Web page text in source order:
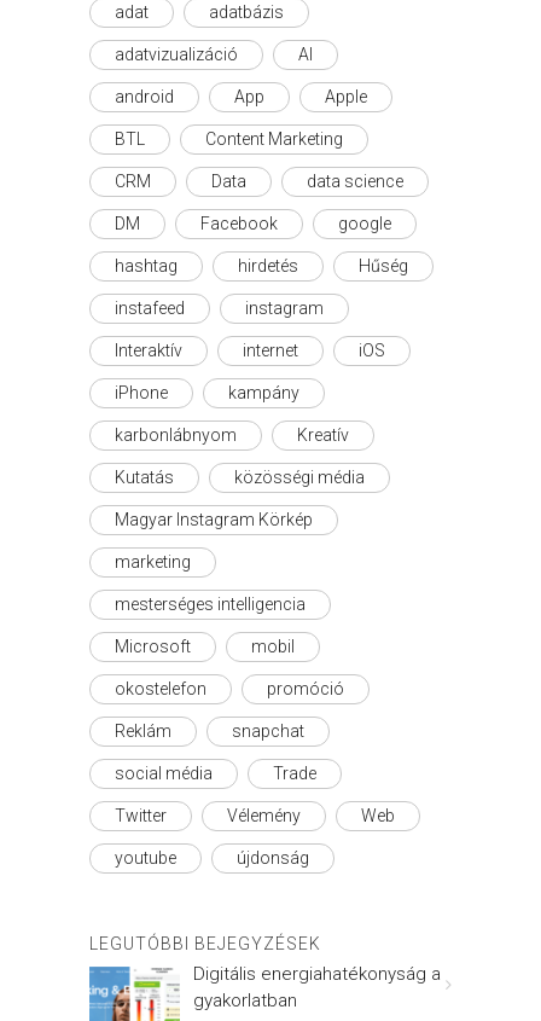
adat adatbázis
adatvizualizáció AI
android App Apple
BTL Content Marketing
CRM Data data science
DM Facebook google
hashtag hirdetés Hűség
instafeed instagram
Interaktív internet iOS
iPhone kampány
karbonlábnyom Kreatív
Kutatás közösségi média
Magyar Instagram Körkép
marketing
mesterséges intelligencia
Microsoft mobil
okostelefon promóció
Reklám snapchat
social média Trade
Twitter Vélemény Web
youtube újdonság
LEGUTÓBBI BEJEGYZÉSEK
Digitális energiahatékonyság a
gyakorlatban